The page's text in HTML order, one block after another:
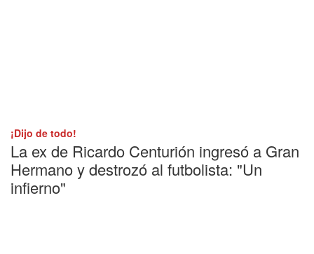
¡Dijo de todo!
La ex de Ricardo Centurión ingresó a Gran
Hermano y destrozó al futbolista: "Un
infierno"